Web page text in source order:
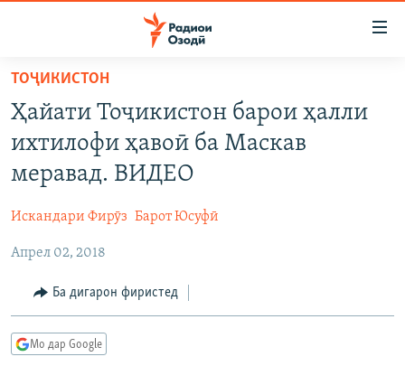
Ҷаҳиш
мояи
аслӣ
ба
феҳристи
Ҷаҳиш
ҷустор
ҚАЗИЯИ "КРОКУС"
ОСИЁИ МАРКАЗӢ
ФАРҲАНГ
ВАРЗИШ
ГАПИ ОЗОД
РӮЗГОРИ МУҲОҶИР
ТАҲҚИҚОТ
ҶАНГ ДАР УКРАИНА
НАЗАРИ МАРДУМ
ОЗОДӢ ОНЛАЙН
ВИДЕО
РӮЙХАТҲО
ТОҶИКИСТОН
Ҳайати Тоҷикистон барои ҳалли
ихтилофи ҳавоӣ ба Маскав
меравад. ВИДЕО
Искандари Фирӯз Барот Юсуфӣ
Апрел 02, 2018
Ба дигарон фиристед
Мо дар Google